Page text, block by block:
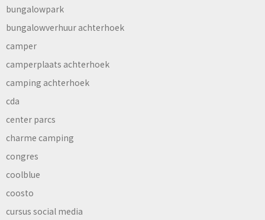
bungalowpark
bungalowverhuur achterhoek
camper
camperplaats achterhoek
camping achterhoek
cda
center parcs
charme camping
congres
coolblue
coosto
cursus social media